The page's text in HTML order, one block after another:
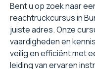
Bent u op zoek naar
reachtruckcursus in
juiste adres. Onze
vaardigheden en
veilig en efficiënt met
leiding van ervaren